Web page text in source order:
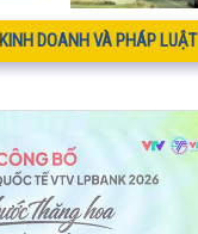
KINH DOANH VÀ PHÁP LUẬT